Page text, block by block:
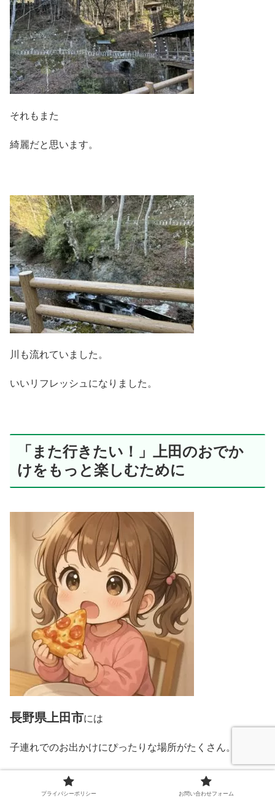
それもまた
綺麗だと思います。
川も流れていました。
いいリフレッシュになりました。
「また行きたい！」上田のおでか
けをもっと楽しむために
長野県上田市には
子連れでのお出かけにぴったりな場所がたくさん。
プライバシーポリシー お問い合わせフォーム